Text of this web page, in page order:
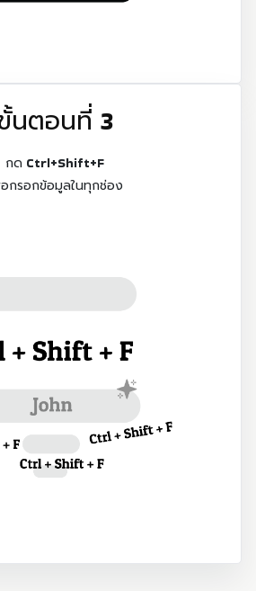
นตอนที่ 3
กด Ctrl+Shift+F
กรอกข้อมูลในทุกช่อง